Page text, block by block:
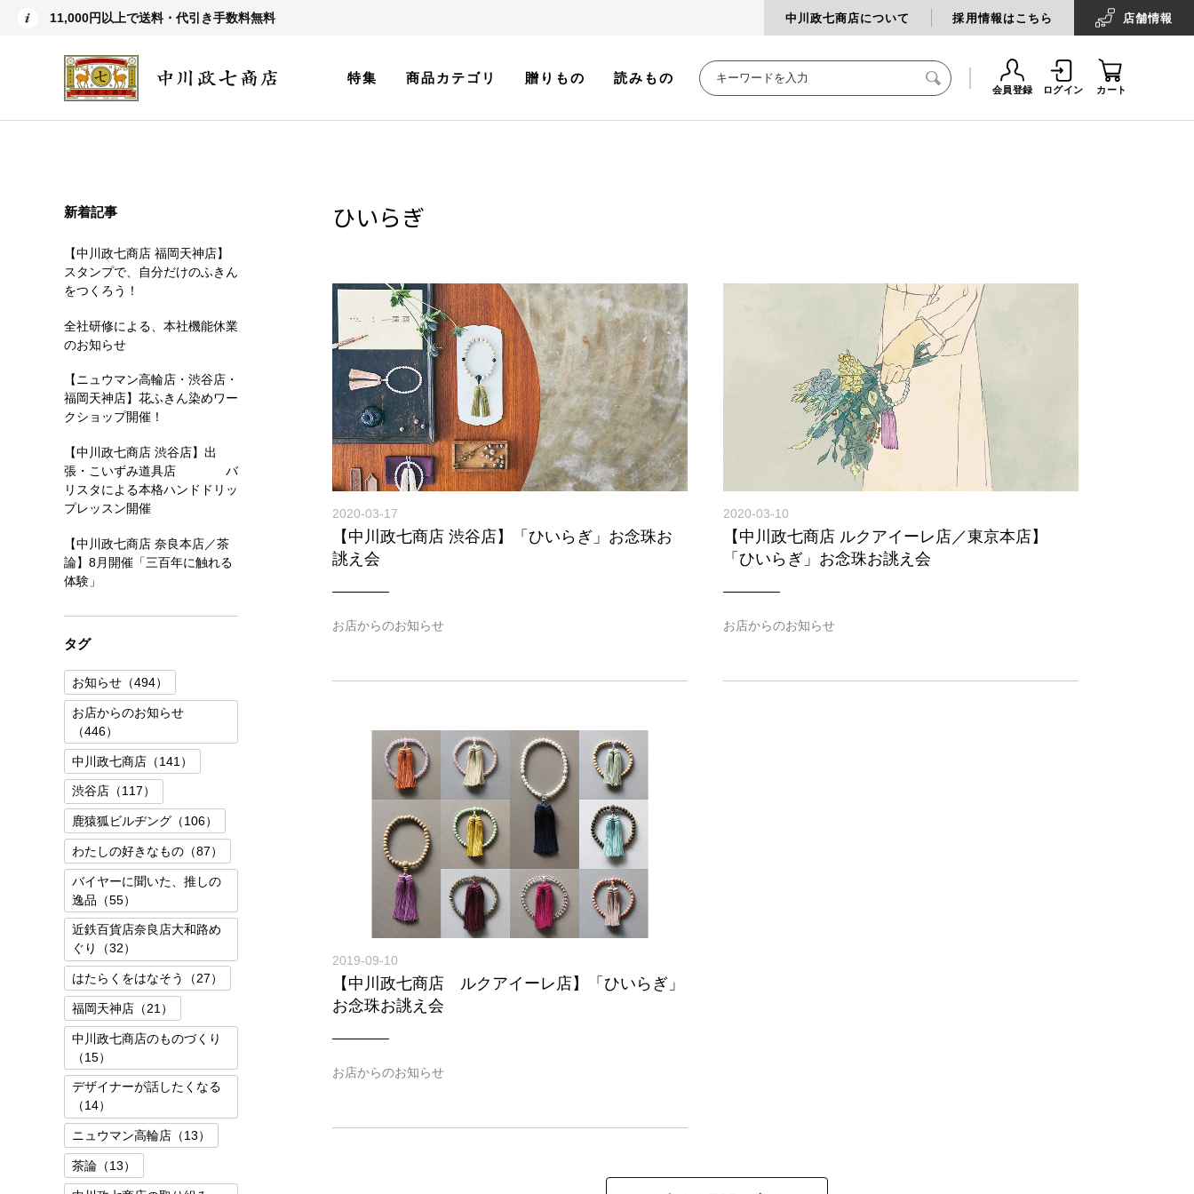
11,000円以上で送料・代引き手数料無料 中川政七商店について 採用情報はこちら 店舗情報
特集 商品カテゴリ 贈りもの 読みもの
会員登録 ログイン カート
新着記事
【中川政七商店 福岡天神店】
スタンプで、自分だけのふきん
をつくろう！
全社研修による、本社機能休業
のお知らせ
【ニュウマン高輪店・渋谷店・
福岡天神店】花ふきん染めワー
クショップ開催！
【中川政七商店 渋谷店】出
張・こいずみ道具店 バ
リスタによる本格ハンドドリッ
プレッスン開催
【中川政七商店 奈良本店／茶
論】8月開催「三百年に触れる
体験」
タグ
お知らせ（494）
お店からのお知らせ
（446）
中川政七商店（141）
渋谷店（117）
鹿猿狐ビルヂング（106）
わたしの好きなもの（87）
バイヤーに聞いた、推しの
逸品（55）
近鉄百貨店奈良店大和路め
ぐり（32）
はたらくをはなそう（27）
福岡天神店（21）
中川政七商店のものづくり
（15）
デザイナーが話したくなる
（14）
ニュウマン高輪店（13）
茶論（13）
ひいらぎ
2020-03-17
【中川政七商店 渋谷店】「ひいらぎ」お念珠お
誂え会
お店からのお知らせ
2020-03-10
【中川政七商店 ルクアイーレ店／東京本店】
「ひいらぎ」お念珠お誂え会
お店からのお知らせ
2019-09-10
【中川政七商店 ルクアイーレ店】「ひいらぎ」
お念珠お誂え会
お店からのお知らせ